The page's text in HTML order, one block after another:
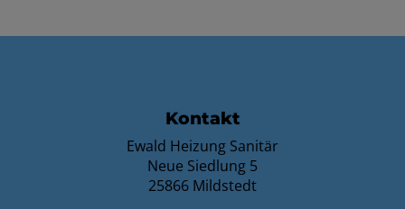
Kontakt
Ewald Heizung Sanitär
Neue Siedlung 5
25866 Mildstedt